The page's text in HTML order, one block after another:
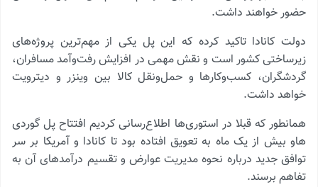
حضور خواهند داشت.
دولت کانادا تاکید کرده که این پل یکی از مهم‌ترین پروژه‌های
زیرساختی کشور است و نقش مهمی در افزایش رفت‌وآمد مسافران،
گردشگران، کسب‌وکارها و حمل‌ونقل کالا بین وینزر و دیترویت
خواهد داشت.
همانطور که قبلا در استوری‌ها اطلاع‌رسانی کردیم افتتاح پل گوردی
هاو بیش از یک ماه به تعویق افتاده بود تا کانادا و آمریکا بر سر
توافق جدید درباره نحوه مدیریت عوارض و تقسیم درآمدهای آن به
تفاهم برسند.